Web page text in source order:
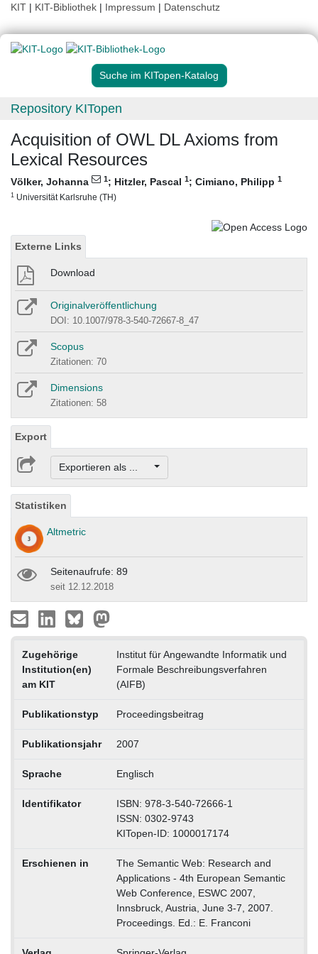
KIT | KIT-Bibliothek | Impressum | Datenschutz
Suche im KITopen-Katalog
Repository KITopen
Acquisition of OWL DL Axioms from
Lexical Resources
Völker, Johanna 1; Hitzler, Pascal 1; Cimiano, Philipp 1
1 Universität Karlsruhe (TH)
Externe Links
Download
Originalveröffentlichung
DOI: 10.1007/978-3-540-72667-8_47
Scopus
Zitationen: 70
Dimensions
Zitationen: 58
Export
Exportieren als ...
Statistiken
Altmetric
Seitenaufrufe: 89
seit 12.12.2018
Zugehörige
Institution(en)
am KIT
Institut für Angewandte Informatik und
Formale Beschreibungsverfahren
(AIFB)
Publikationstyp Proceedingsbeitrag
Publikationsjahr 2007
Sprache Englisch
Identifikator
ISBN: 978-3-540-72666-1
ISSN: 0302-9743
KITopen-ID: 1000017174
Erschienen in
The Semantic Web: Research and
Applications - 4th European Semantic
Web Conference, ESWC 2007,
Innsbruck, Austria, June 3-7, 2007.
Proceedings. Ed.: E. Franconi